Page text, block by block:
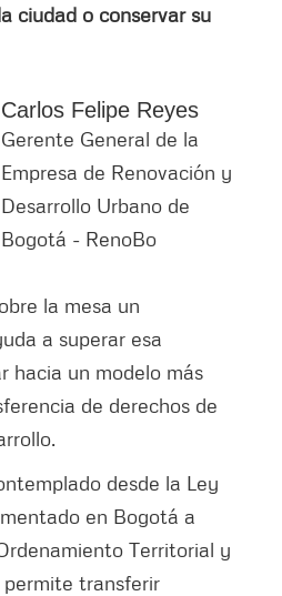
ciudad o conservar su
Carlos Felipe Reyes
Gerente General de la
Empresa de Renovación y
Desarrollo Urbano de
Bogotá - RenoBo
la mesa un
a superar esa
hacia un modelo más
de derechos de
desde la Ley
en Bogotá a
Territorial y
transferir